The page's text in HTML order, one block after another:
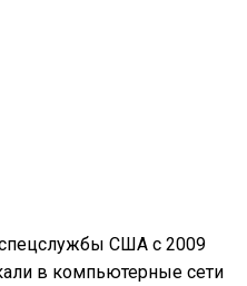
США с 2009
в компьютерные сети